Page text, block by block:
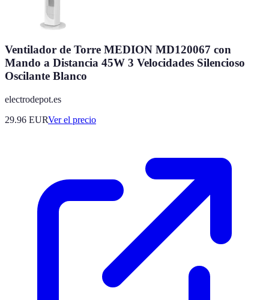
Ventilador de Torre MEDION MD120067 con
Mando a Distancia 45W 3 Velocidades Silencioso
Oscilante Blanco
electrodepot.es
29.96 EURVer el precio